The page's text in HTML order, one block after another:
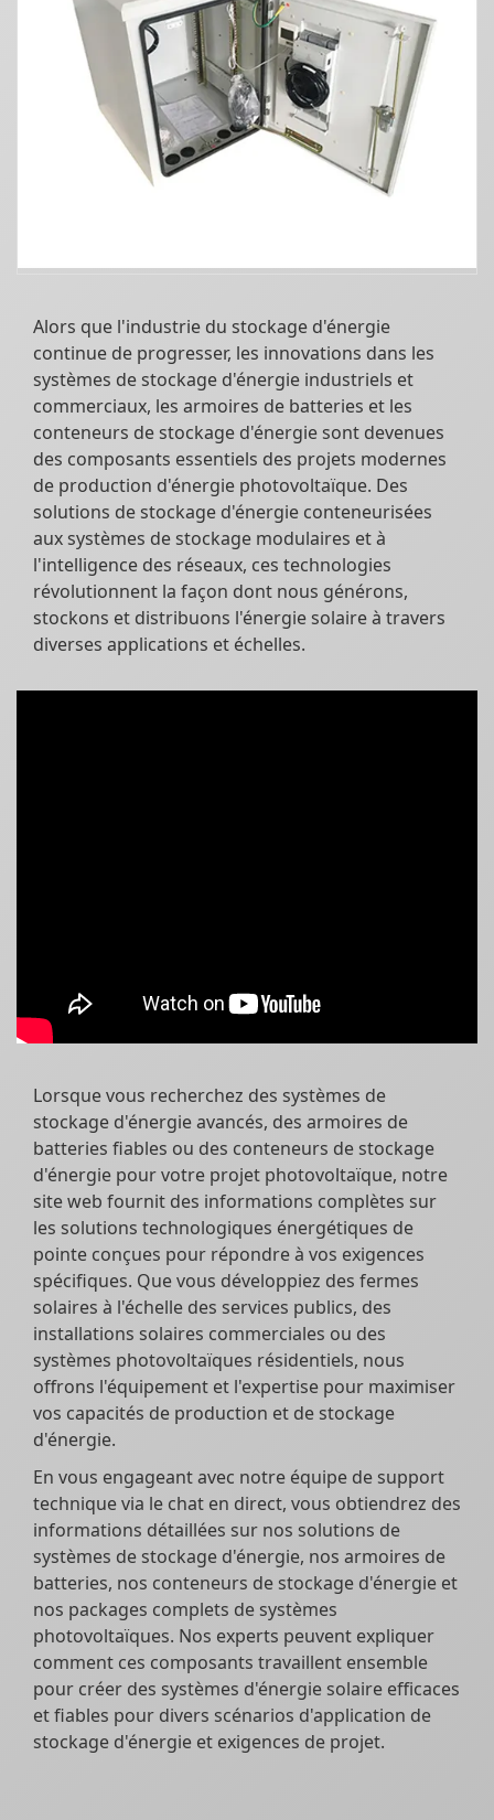
Alors que l'industrie du stockage d'énergie
continue de progresser, les innovations dans les
systèmes de stockage d'énergie industriels et
commerciaux, les armoires de batteries et les
conteneurs de stockage d'énergie sont devenues
des composants essentiels des projets modernes
de production d'énergie photovoltaïque. Des
solutions de stockage d'énergie conteneurisées
aux systèmes de stockage modulaires et à
l'intelligence des réseaux, ces technologies
révolutionnent la façon dont nous générons,
stockons et distribuons l'énergie solaire à travers
diverses applications et échelles.
Lorsque vous recherchez des systèmes de
stockage d'énergie avancés, des armoires de
batteries fiables ou des conteneurs de stockage
d'énergie pour votre projet photovoltaïque, notre
site web fournit des informations complètes sur
les solutions technologiques énergétiques de
pointe conçues pour répondre à vos exigences
spécifiques. Que vous développiez des fermes
solaires à l'échelle des services publics, des
installations solaires commerciales ou des
systèmes photovoltaïques résidentiels, nous
offrons l'équipement et l'expertise pour maximiser
vos capacités de production et de stockage
d'énergie.
En vous engageant avec notre équipe de support
technique via le chat en direct, vous obtiendrez des
informations détaillées sur nos solutions de
systèmes de stockage d'énergie, nos armoires de
batteries, nos conteneurs de stockage d'énergie et
nos packages complets de systèmes
photovoltaïques. Nos experts peuvent expliquer
comment ces composants travaillent ensemble
pour créer des systèmes d'énergie solaire efficaces
et fiables pour divers scénarios d'application de
stockage d'énergie et exigences de projet.